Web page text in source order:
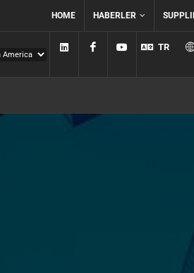
HOME HABERLER
Linkedin FacebookYouTube
TR